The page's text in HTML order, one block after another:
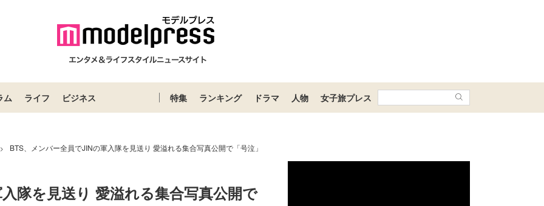
ム ライフ ビジネス 特集 ランキング ドラマ 人物 女子旅プレス
> BTS、メンバー全員でJINの軍入隊を見送り 愛溢れる集合写真公開で「号泣」
隊を見送り 愛溢れる集合写真公開で